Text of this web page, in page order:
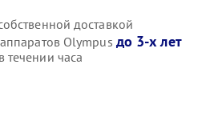
доставкой
Olympus до 3-х лет
часа